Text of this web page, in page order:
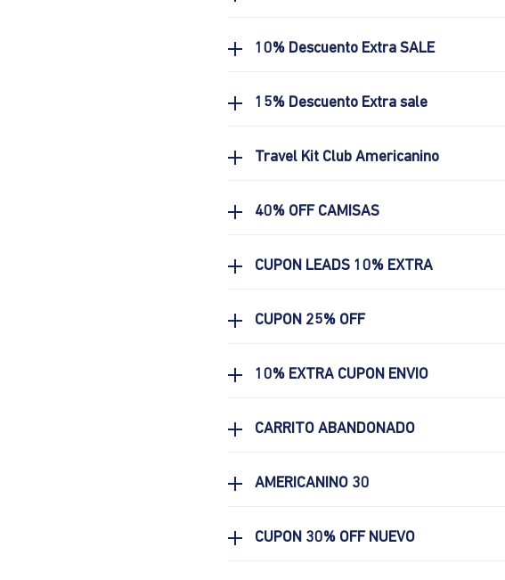
10% Descuento Extra SALE
15% Descuento Extra sale
Travel Kit Club Americanino
40% OFF CAMISAS
CUPON LEADS 10% EXTRA
CUPON 25% OFF
10% EXTRA CUPON ENVIO
CARRITO ABANDONADO
AMERICANINO 30
CUPON 30% OFF NUEVO